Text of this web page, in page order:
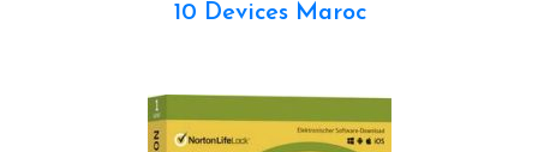
10 Devices Maroc